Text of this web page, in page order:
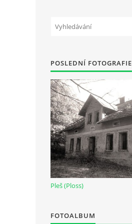
POSLEDNÍ FOTOGRAFIE
Pleš (Ploss)
FOTOALBUM